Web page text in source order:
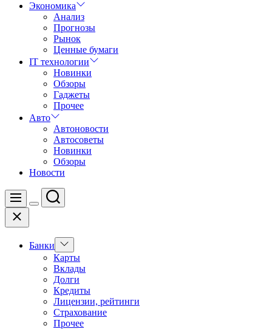
Экономика
Анализ
Прогнозы
Рынок
Ценные бумаги
IT технологии
Новинки
Обзоры
Гаджеты
Прочее
Авто
Автоновости
Автосоветы
Новинки
Обзоры
Новости
Меню
Цвет
Поиск
Закрыть
Банки
Показать
подменю
Карты
Вклады
Долги
Кредиты
Лицензии, рейтинги
Страхование
Прочее